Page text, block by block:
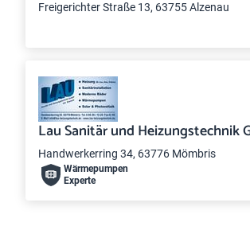
Freigerichter Straße 13, 63755 Alzenau
Lau Sanitär und Heizungstechnik
Handwerkerring 34, 63776 Mömbris
Wärme­pumpen
Experte